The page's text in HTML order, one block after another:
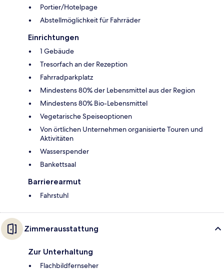
Portier/Hotelpage
Abstellmöglichkeit für Fahrräder
Einrichtungen
1 Gebäude
Tresorfach an der Rezeption
Fahrradparkplatz
Mindestens 80% der Lebensmittel aus der Region
Mindestens 80% Bio-Lebensmittel
Vegetarische Speiseoptionen
Von örtlichen Unternehmen organisierte Touren und
Aktivitäten
Wasserspender
Bankettsaal
Barrierearmut
Fahrstuhl
Zimmerausstattung
Zur Unterhaltung
Flachbildfernseher